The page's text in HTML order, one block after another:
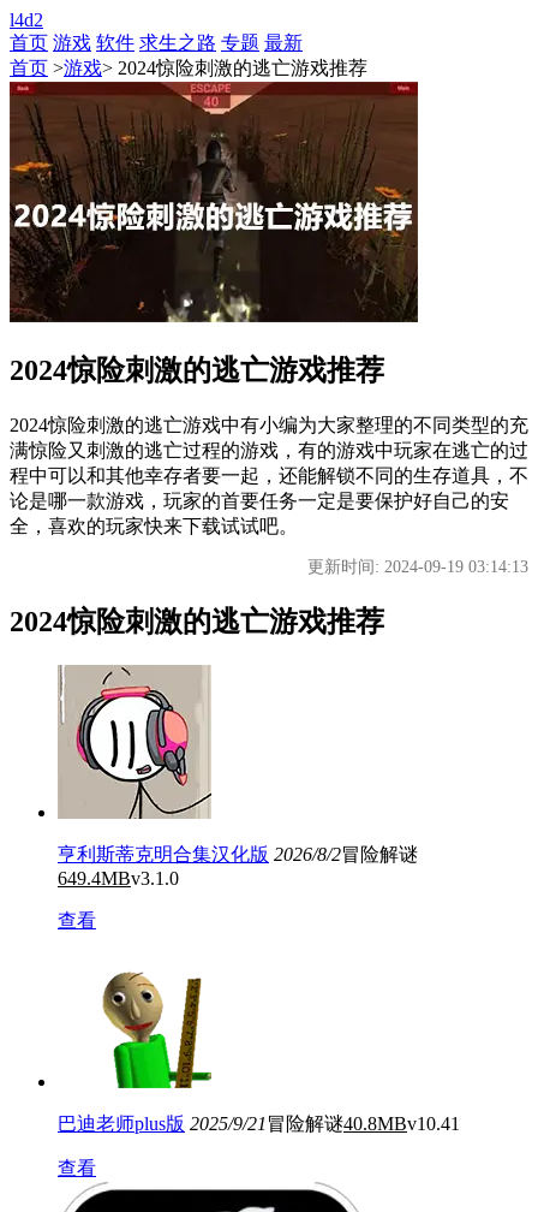
l4d2
首页 游戏 软件 求生之路 专题 最新
首页 >游戏> 2024惊险刺激的逃亡游戏推荐
2024惊险刺激的逃亡游戏推荐
2024惊险刺激的逃亡游戏中有小编为大家整理的不同类型的充
满惊险又刺激的逃亡过程的游戏，有的游戏中玩家在逃亡的过
程中可以和其他幸存者要一起，还能解锁不同的生存道具，不
论是哪一款游戏，玩家的首要任务一定是要保护好自己的安
全，喜欢的玩家快来下载试试吧。
更新时间: 2024-09-19 03:14:13
2024惊险刺激的逃亡游戏推荐
亨利斯蒂克明合集汉化版 2026/8/2冒险解谜
649.4MBv3.1.0
查看
巴迪老师plus版 2025/9/21 冒险解谜40.8MBv10.41
查看